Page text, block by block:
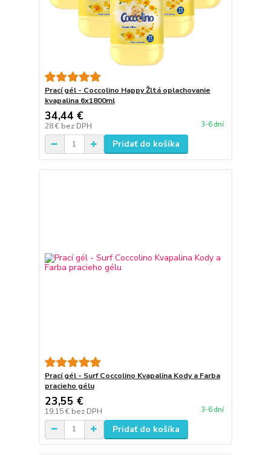
Prací gél - Coccolino Happy Žltá oplachovanie
kvapalina 6x1800ml
34,44 €
28 € bez DPH 3-6 dní
Pridať do košíka
Prací gél - Surf Coccolino Kvapalina Kody a Farba
pracieho gélu
23,55 €
19,15 € bez DPH 3-6 dní
Pridať do košíka